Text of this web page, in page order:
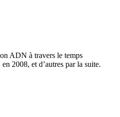
ADN à travers le temps
2008, et d’autres par la suite.